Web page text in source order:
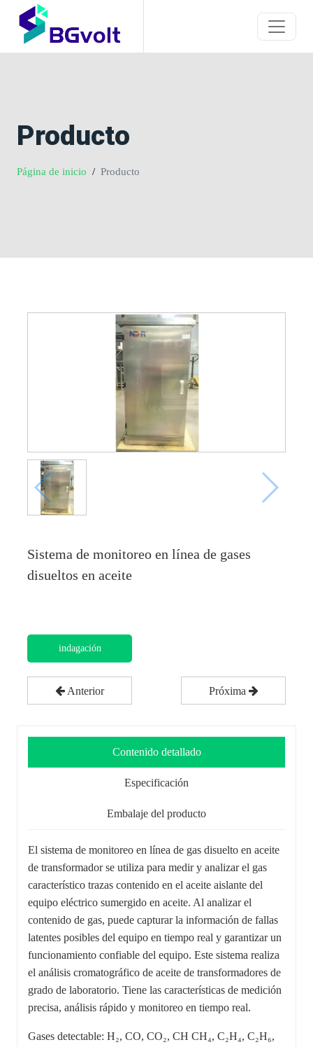
Producto
Página de inicio Producto
Sistema de monitoreo en línea de gases
disueltos en aceite
indagación
Anterior Próxima
Contenido detallado
Especificación
Embalaje del producto
El sistema de monitoreo en línea de gas disuelto en aceite
de transformador se utiliza para medir y analizar el gas
característico trazas contenido en el aceite aislante del
equipo eléctrico sumergido en aceite. Al analizar el
contenido de gas, puede capturar la información de fallas
latentes posibles del equipo en tiempo real y garantizar un
funcionamiento confiable del equipo. Este sistema realiza
el análisis cromatográfico de aceite de transformadores de
grado de laboratorio. Tiene las características de medición
precisa, análisis rápido y monitoreo en tiempo real.
Gases detectable: H₂, CO, CO₂, CH CH₄, C₂H₄, C₂H₆,